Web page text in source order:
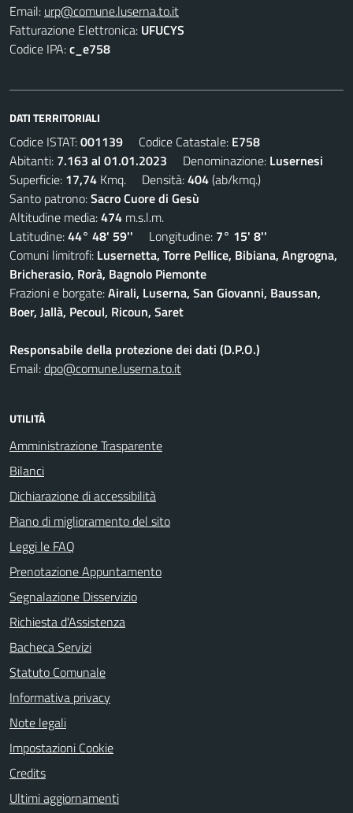
Email: urp@comune.luserna.to.it
Fatturazione Elettronica: UFUCYS
Codice IPA:c_e758
DATI TERRITORIALI
Codice ISTAT:001139 Codice Catastale: E758
Abitanti: 7.163 al 01.01.2023 Denominazione: Lusernesi
Superficie: 17,74 Kmq. Densità:404(ab/kmq.)
Santo patrono:Sacro Cuore di Gesù
Altitudine media:474 m.s.l.m.
Latitudine:44° 48' 59'' Longitudine: 7° 15' 8''
Comuni limitrofi: Lusernetta, Torre Pellice, Bibiana, Angrogna,
Bricherasio, Rorà, Bagnolo Piemonte
Frazioni e borgate:Airali, Luserna, San Giovanni, Baussan,
Boer, Jallà, Pecoul, Ricoun, Saret
Responsabile della protezione dei dati (D.P.O.)
Email:dpo@comune.luserna.to.it
UTILITÀ
Amministrazione Trasparente
Bilanci
Dichiarazione di accessibilità
Piano di miglioramento del sito
Leggi le FAQ
Prenotazione Appuntamento
Segnalazione Disservizio
Richiesta d'Assistenza
Bacheca Servizi
Statuto Comunale
Informativa privacy
Note legali
Impostazioni Cookie
Credits
Ultimi aggiornamenti